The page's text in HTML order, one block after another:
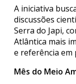
A iniciativa
discussões
Serra do Japi,
Atlântica mais
e referência em
Mês do Meio